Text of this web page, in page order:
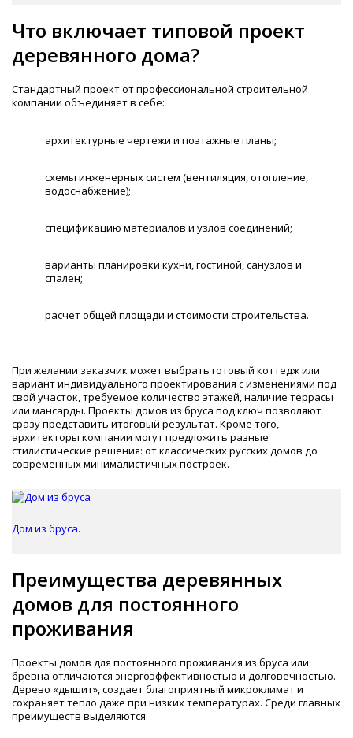
Что включает типовой проект
деревянного дома?
Стандартный проект от профессиональной строительной
компании объединяет в себе:
архитектурные чертежи и поэтажные планы;
схемы инженерных систем (вентиляция, отопление,
водоснабжение);
спецификацию материалов и узлов соединений;
варианты планировки кухни, гостиной, санузлов и
спален;
расчет общей площади и стоимости строительства.
При желании заказчик может выбрать готовый коттедж или
вариант индивидуального проектирования с изменениями под
свой участок, требуемое количество этажей, наличие террасы
или мансарды. Проекты домов из бруса под ключ позволяют
сразу представить итоговый результат. Кроме того,
архитекторы компании могут предложить разные
стилистические решения: от классических русских домов до
современных минималистичных построек.
Дом из бруса.
Преимущества деревянных
домов для постоянного
проживания
Проекты домов для постоянного проживания из бруса или
бревна отличаются энергоэффективностью и долговечностью.
Дерево «дышит», создает благоприятный микроклимат и
сохраняет тепло даже при низких температурах. Среди главных
преимуществ выделяются: